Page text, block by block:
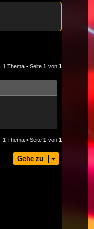
1 Thema • Seite 1 von 1
1 Thema • Seite 1 von 1
Gehe zu